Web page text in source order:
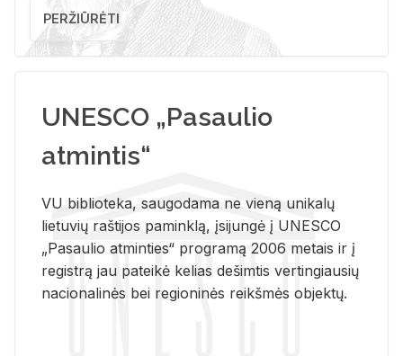
PERŽIŪRĖTI
UNESCO „Pasaulio
atmintis“
VU biblioteka, saugodama ne vieną unikalų
lietuvių raštijos paminklą, įsijungė į UNESCO
„Pasaulio atminties“ programą 2006 metais ir į
registrą jau pateikė kelias dešimtis vertingiausių
nacionalinės bei regioninės reikšmės objektų.